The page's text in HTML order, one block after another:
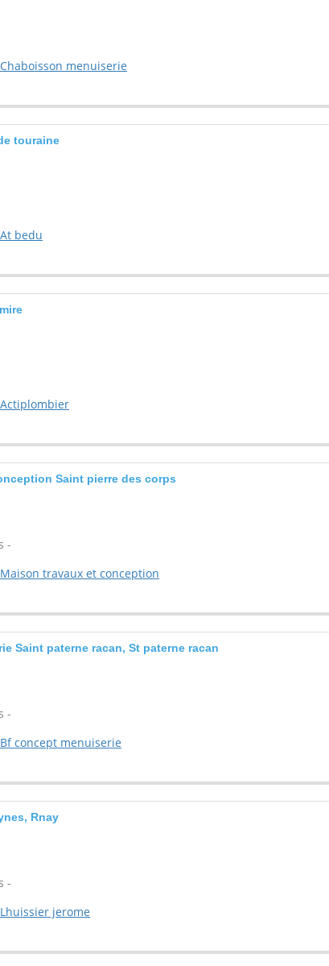
Chaboisson menuiserie
touraine
At bedu
Actiplombier
Saint pierre des corps
-
Maison travaux et conception
Saint paterne racan, St paterne racan
-
Bf concept menuiserie
Rnay
-
Lhuissier jerome